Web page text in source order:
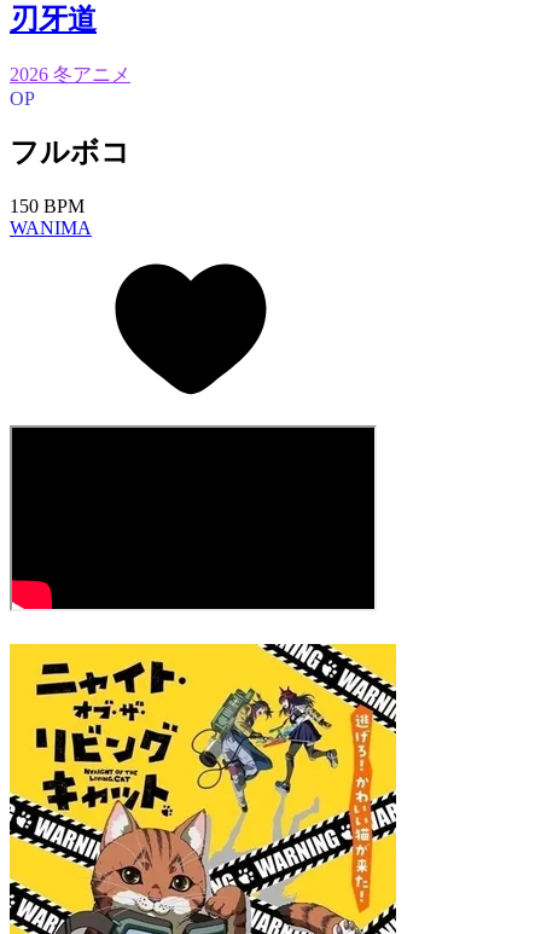
刃牙道
2026 冬アニメ
OP
フルボコ
150 BPM
WANIMA